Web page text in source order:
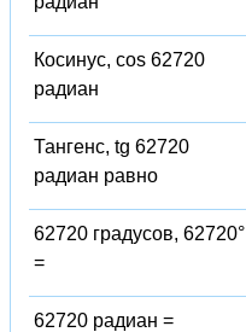
Косинус, cos 62720
радиан
Тангенс, tg 62720
радиан равно
62720 градусов, 62720°
=
62720 радиан =